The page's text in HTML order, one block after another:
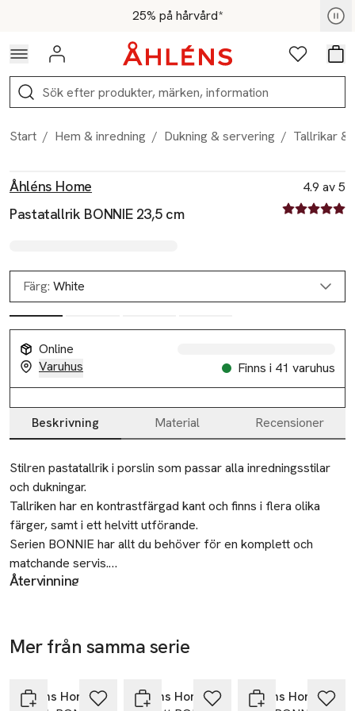
Hoppa till navigationsmenyn25% på hårvård*
För medlemmar - Shoppa nu
Logga in Favoriter
Sök
Start / Hem & inredning / Dukning & servering / Tallrikar &
Åhléns Home
Pastatallrik BONNIE 23,5 cm
4.9 av 5
4.9 av fem
Färg: White
Online
Varuhus
Finns i 41 varuhus
Beskrivning Material Recensioner
Beskrivning
Stilren pastatallrik i porslin som passar alla inredningsstilar
och dukningar.
Tallriken har en kontrastfärgad kant och finns i flera olika
färger, samt i ett helvitt utförande.
Serien BONNIE har allt du behöver för en komplett och
matchande servis.
• Tillhör serien BONNIE
• Diameter: 23,5 cm
Återvinning
Åhléns AB
113 43 Stockholm
Mer från samma serie
Åhléns Home
Åhléns Home
Åhléns Home